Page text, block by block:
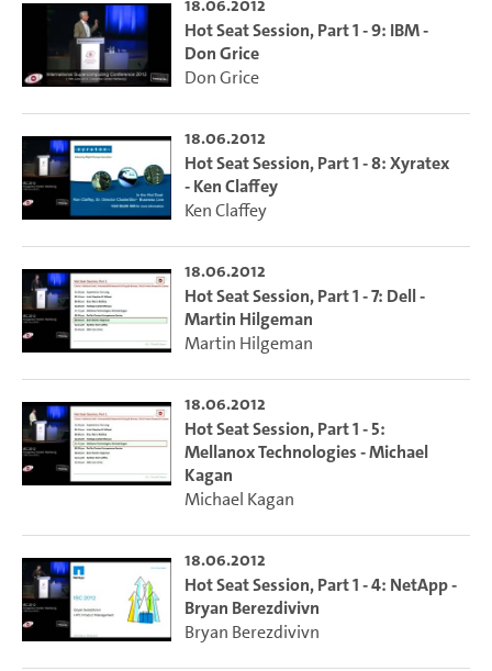
Hot Seat Session, Part 1 - 9: IBM -
Don Grice
Don Grice
18.06.2012
Hot Seat Session, Part 1 - 8: Xyratex
- Ken Claffey
Ken Claffey
18.06.2012
Hot Seat Session, Part 1 - 7: Dell -
Martin Hilgeman
Martin Hilgeman
18.06.2012
Hot Seat Session, Part 1 - 5:
Mellanox Technologies - Michael
Kagan
Michael Kagan
18.06.2012
Hot Seat Session, Part 1 - 4: NetApp -
Bryan Berezdivivn
Bryan Berezdivivn